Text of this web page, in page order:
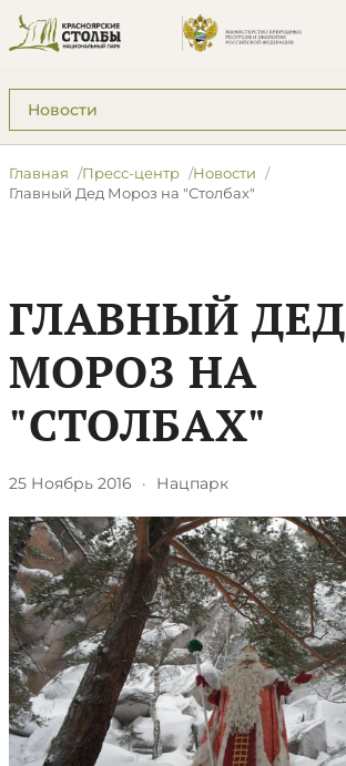
Подразделы: Пресс-центр
Главная Пресс-центр
Новости
Главный Дед Мороз на "Столбах"
ГЛАВНЫЙ ДЕД
МОРОЗ НА
"СТОЛБАХ"
25 Ноябрь 2016 · Нацпарк